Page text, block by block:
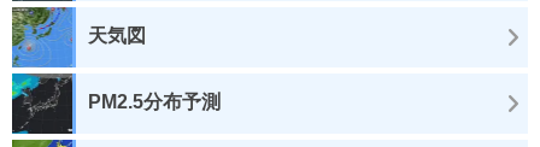
天気図
PM2.5分布予測